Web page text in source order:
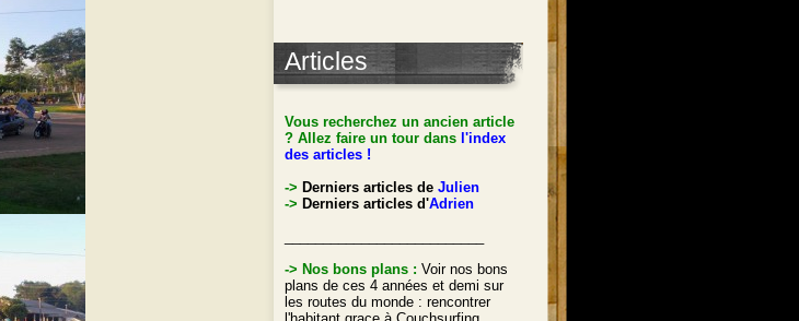
Articles
Vous recherchez un ancien article
? Allez faire un tour dans l'index
des articles !
-> Derniers articles de Julien
-> Derniers articles d'Adrien
-> Nos bons plans : Voir nos bons
plans de ces 4 années et demi sur
les routes du monde : rencontrer